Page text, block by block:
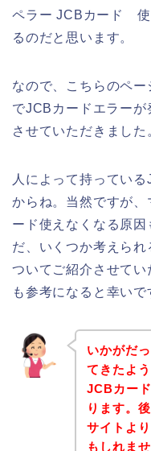
ペラー JCBカード 使
るのだと思います。
なので、こちらのペ
でJCBカードエラーが
させていただきました
人によって持ってい
からね。当然ですが
ード使えなくなる原
だ、いくつか考えら
ついてご紹介させて
も参考になると幸いで
いかがだ
てきたよ
JCBカー
ります。
サイトよ
もしれませ